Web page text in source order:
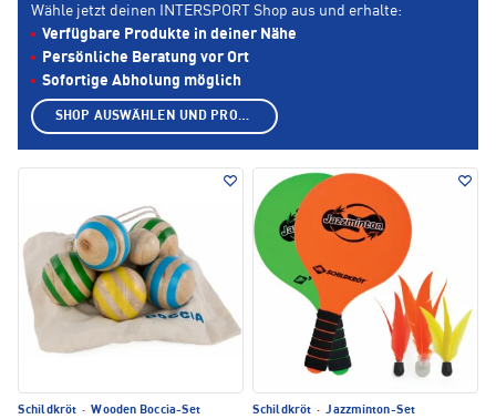
Schildkröt · Wooden Boccia-Set Schildkröt · Jazzminton-Set
Wähle jetzt deinen INTERSPORT Shop aus und erhalte:
Verfügbare Produkte in deiner Nähe
Persönliche Beratung vor Ort
Sofortige Abholung möglich
SHOP AUSWÄHLEN UND PRODUKTE ANZEIGEN